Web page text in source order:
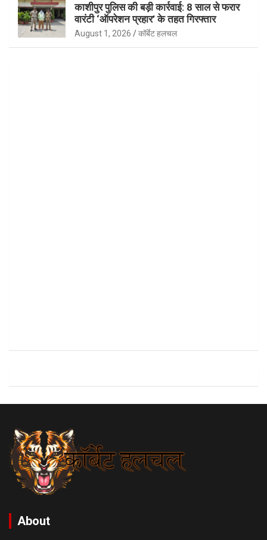
काशीपुर पुलिस की बड़ी कार्रवाई: 8 साल से फरार
वारंटी ‘ऑपरेशन प्रहार’ के तहत गिरफ्तार
August 1, 2026 कॉर्बेट हलचल
About